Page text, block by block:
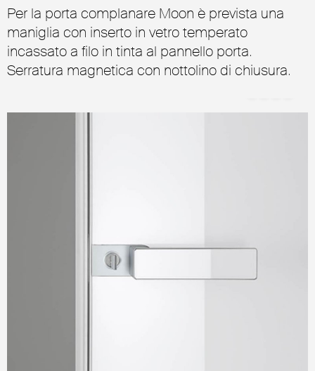
Per la porta complanare Moon è prevista una
maniglia con inserto in vetro temperato
incassato a filo in tinta al pannello porta.
Serratura magnetica con nottolino di chiusura.